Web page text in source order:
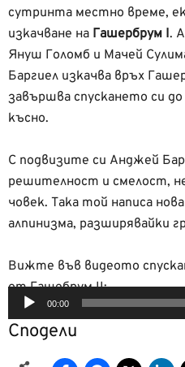
сутринта местно време,
изкачване на Гашербрум I.
Януш Голомб и Мачей
Баргиел изкачва връх
завършва спускането си до
късно.
С подвизите си Анджей
решителност и смелост,
човек. Така той написа
алпинизма, разширявайки
Вижте във видеото
от Гашебрум II:
Видео
00:00
Сподели